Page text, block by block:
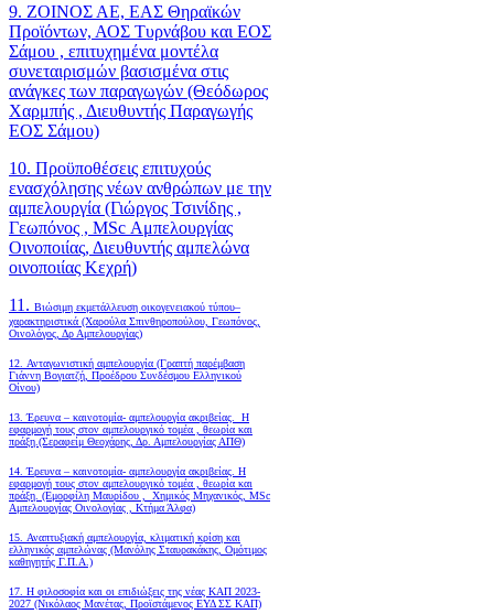
9. ΖΟΙΝΟΣ ΑΕ, ΕΑΣ Θηραϊκών
Προϊόντων, ΑΟΣ Τυρνάβου και ΕΟΣ
Σάμου , επιτυχημένα μοντέλα
συνεταιρισμών βασισμένα στις
ανάγκες των παραγωγών (Θεόδωρος
Χαρμπής , Διευθυντής Παραγωγής
ΕΟΣ Σάμου)
10. Προϋποθέσεις επιτυχούς
ενασχόλησης νέων ανθρώπων με την
αμπελουργία (Γιώργος Τσινίδης ,
Γεωπόνος , MSc Αμπελουργίας
Οινοποιίας, Διευθυντής αμπελώνα
οινοποιίας Κεχρή)
11. Βιώσιμη εκμετάλλευση οικογενειακού τύπου–
χαρακτηριστικά (Χαρούλα Σπινθηροπούλου, Γεωπόνος,
Οινολόγος, Δρ Αμπελουργίας)
12. Ανταγωνιστική αμπελουργία (Γραπτή παρέμβαση
Γιάννη Βογιατζή, Προέδρου Συνδέσμου Ελληνικού
Οίνου)
13. Έρευνα – καινοτομία- αμπελουργία ακριβείας. Η
εφαρμογή τους στον αμπελουργικό τομέα , θεωρία και
πράξη.(Σεραφείμ Θεοχάρης, Δρ. Αμπελουργίας ΑΠΘ)
14. Έρευνα – καινοτομία- αμπελουργία ακριβείας. Η
εφαρμογή τους στον αμπελουργικό τομέα , θεωρία και
πράξη. (Εμορφίλη Μαυρίδου , Χημικός Μηχανικός, MSc
Αμπελουργίας Οινολογίας , Κτήμα Άλφα)
15. Αναπτυξιακή αμπελουργία, κλιματική κρίση και
ελληνικός αμπελώνας (Μανόλης Σταυρακάκης, Ομότιμος
καθηγητής Γ.Π.Α.)
17. Η φιλοσοφία και οι επιδιώξεις της νέας ΚΑΠ 2023-
2027 (Νικόλαος Μανέτας, Προϊστάμενος ΕΥΔ ΣΣ ΚΑΠ)